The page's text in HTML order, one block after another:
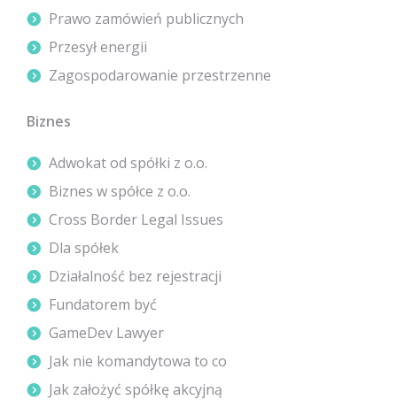
Prawo zamówień publicznych
Przesył energii
Zagospodarowanie przestrzenne
Biznes
Adwokat od spółki z o.o.
Biznes w spółce z o.o.
Cross Border Legal Issues
Dla spółek
Działalność bez rejestracji
Fundatorem być
GameDev Lawyer
Jak nie komandytowa to co
Jak założyć spółkę akcyjną